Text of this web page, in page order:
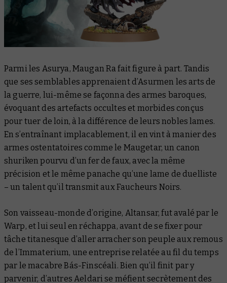
Parmi les Asurya, Maugan Ra fait figure à part. Tandis
que ses semblables apprenaient d’Asurmen les arts de
la guerre, lui-même se façonna des armes baroques,
évoquant des artefacts occultes et morbides conçus
pour tuer de loin, à la différence de leurs nobles lames.
En s’entraînant implacablement, il en vint à manier des
armes ostentatoires comme le Maugetar, un canon
shuriken pourvu d’un fer de faux, avec la même
précision et le même panache qu’une lame de duelliste
– un talent qu’il transmit aux Faucheurs Noirs.
Son vaisseau-monde d’origine, Altansar, fut avalé par le
Warp, et lui seul en réchappa, avant de se fixer pour
tâche titanesque d’aller arracher son peuple aux remous
de l’Immaterium, une entreprise relatée au fil du temps
par le macabreBás-Finscéali . Bien qu’il finit par y
parvenir, d’autres Aeldari se méfient secrètement des